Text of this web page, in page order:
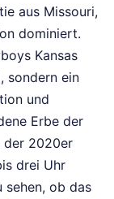
aus Missouri,
dominiert.
Kansas
sondern ein
und
Erbe der
der 2020er
drei Uhr
sehen, ob das